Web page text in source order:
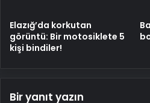
Elazığ’da korkutan
görüntü: Bir motosiklete 5
kişi bindiler!
Bir yanıt yazın